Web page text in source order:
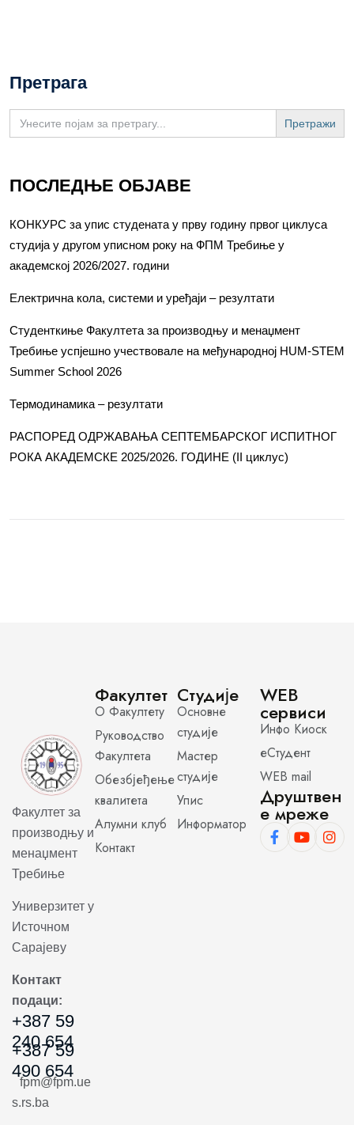
Претрага
Search
for:
ПОСЛЕДЊЕ ОБЈАВЕ
КОНКУРС за упис студената у прву годину првог циклуса
студија у другом уписном року на ФПМ Требиње у
академској 2026/2027. години
Електрична кола, системи и уређаји – резултати
Студенткиње Факултета за производњу и менаџмент
Требиње успјешно учествовале на међународној HUM-STEM
Summer School 2026
Термодинамика – резултати
РАСПОРЕД ОДРЖАВАЊА СЕПТЕМБАРСКОГ ИСПИТНОГ
РОКА АКАДЕМСКЕ 2025/2026. ГОДИНЕ (II циклус)
Факултет за
производњу и
менаџмент
Требиње
Универзитет у
Источном
Сарајеву
Контакт
подаци:
+387 59
240 654
+387 59
490 654
fpm@fpm.ue
s.rs.ba
Факултет
О Факултету
Руководство
Факултета
Обезбјеђење
квалитета
Алумни клуб
Контакт
Студије
Основне
студије
Мастер
студије
Упис
Информатор
WEB
сервиси
Инфо Киоск
еСтудент
WEB mail
Друштвен
е мреже